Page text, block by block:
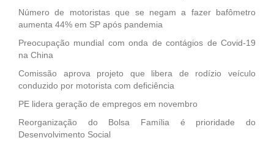
Número de motoristas que se negam a fazer bafômetro
aumenta 44% em SP após pandemia
Preocupação mundial com onda de contágios de Covid-19
na China
Comissão aprova projeto que libera de rodízio veículo
conduzido por motorista com deficiência
PE lidera geração de empregos em novembro
Reorganização do Bolsa Família é prioridade do
Desenvolvimento Social